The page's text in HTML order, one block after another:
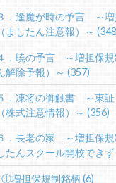
．逢魔が時の予言 ～増
ましたん注意報）～
．暁の予言 ～増担保規
解除予報）～(357)
．凍将の御触書 ～東証
株式注意情報）～(356)
．長老の家 ～増担保規
たんスクール開校でき
①増担保規制銘柄 (6)